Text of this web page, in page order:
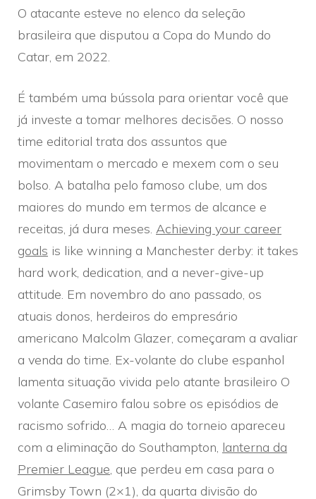
O atacante esteve no elenco da seleção
brasileira que disputou a Copa do Mundo do
Catar, em 2022.
É também uma bússola para orientar você que
já investe a tomar melhores decisões. O nosso
time editorial trata dos assuntos que
movimentam o mercado e mexem com o seu
bolso. A batalha pelo famoso clube, um dos
maiores do mundo em termos de alcance e
receitas, já dura meses. Achieving your career
goals is like winning a Manchester derby: it takes
hard work, dedication, and a never-give-up
attitude. Em novembro do ano passado, os
atuais donos, herdeiros do empresário
americano Malcolm Glazer, começaram a avaliar
a venda do time. Ex-volante do clube espanhol
lamenta situação vivida pelo atante brasileiro O
volante Casemiro falou sobre os episódios de
racismo sofrido… A magia do torneio apareceu
com a eliminação do Southampton, lanterna da
Premier League, que perdeu em casa para o
Grimsby Town (2×1), da quarta divisão do